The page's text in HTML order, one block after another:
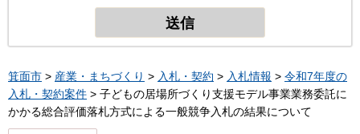
箕面市 > 産業・まちづくり > 入札・契約 > 入札情報 > 令和7年度の
入札・契約案件 > 子どもの居場所づくり支援モデル事業業務委託に
かかる総合評価落札方式による一般競争入札の結果について